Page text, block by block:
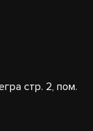
стр. 2, пом.